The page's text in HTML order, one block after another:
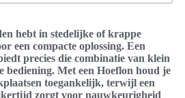
hebt in stedelijke of krappe
een compacte oplossing. Een
precies die combinatie van klein
bediening. Met een Hoeflon houd je
toegankelijk, terwijl een
zorgt voor nauwkeurigheid